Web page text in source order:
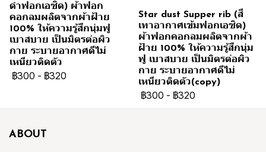
ดำฟอกเอซิด) ผ้าฟอก
คอกลมผลิตจากผ้าฝ้าย
100% ให้ความรู้สึกนุ่มฟู
เบาสบาย เป็นมิตรต่อผิว
กาย ระบายอากาศดีไม่
เหนียวติดตัว
฿300 - ฿320
Star dust Supper rib (สี
เทาอากาศเข้มฟอกเอซิด)
ผ้าฟอกคอกลมผลิตจากผ้า
ฝ้าย 100% ให้ความรู้สึกนุ่ม
ฟู เบาสบาย เป็นมิตรต่อผิว
กาย ระบายอากาศดีไม่
เหนียวติดตัว(copy)
฿300 - ฿320
ABOUT